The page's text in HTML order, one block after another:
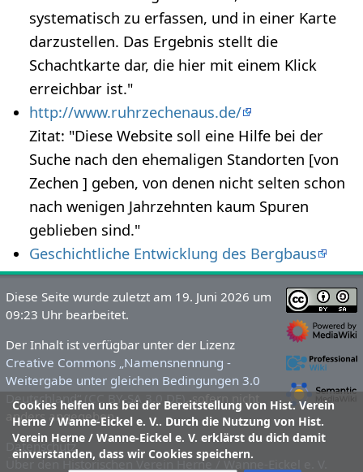
systematisch zu erfassen, und in einer Karte
darzustellen. Das Ergebnis stellt die
Schachtkarte dar, die hier mit einem Klick
erreichbar ist."
http://www.ruhrzechenaus.de/
Zitat: "Diese Website soll eine Hilfe bei der
Suche nach den ehemaligen Standorten [von
Zechen ] geben, von denen nicht selten schon
nach wenigen Jahrzehnten kaum Spuren
geblieben sind."
Geschichtliche Entwicklung des Bergbaus
Cookies helfen uns bei der Bereitstellung von Hist. Verein
Herne / Wanne-Eickel e. V.. Durch die Nutzung von Hist.
Verein Herne / Wanne-Eickel e. V. erklärst du dich damit
einverstanden, dass wir Cookies speichern.
Diese Seite wurde zuletzt am 19. Juni 2026 um
09:23 Uhr bearbeitet.
Der Inhalt ist verfügbar unter der Lizenz
Creative Commons „Namensnennung -
Weitergabe unter gleichen Bedingungen 3.0
Deutschland“ (CC BY-SA 3.0 DE)
, sofern nicht
anders angegeben.
Datenschutz
Über den Historischen Verein Herne / Wanne-Eickel e. V.